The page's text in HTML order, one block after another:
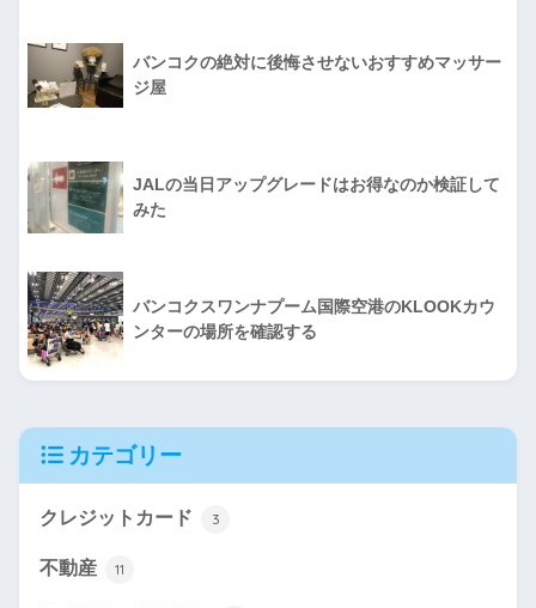
バンコクの絶対に後悔させないおすすめマッサー
ジ屋
JALの当日アップグレードはお得なのか検証して
みた
バンコクスワンナプーム国際空港のKLOOKカウ
ンターの場所を確認する
カテゴリー
クレジットカード 3
不動産 11